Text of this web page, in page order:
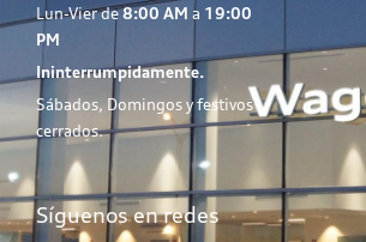
Lun-Vier de8:00 AM a 19:00
PM
Ininterrumpidamente.
Sábados, Domingos y festivos
cerrados.
Síguenos en redes